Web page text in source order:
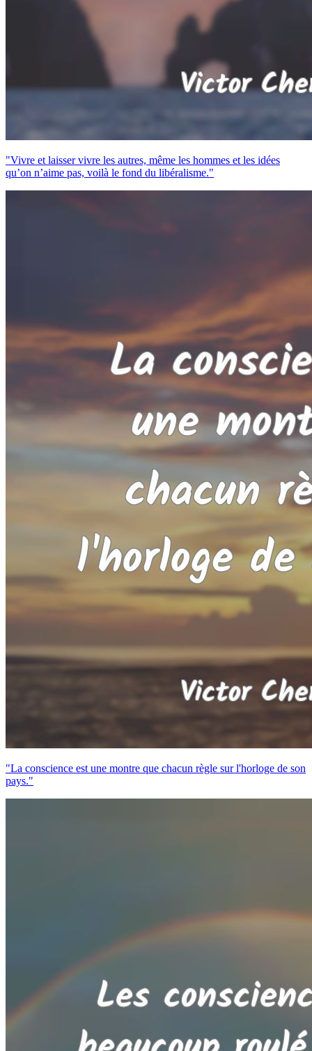
"Vivre et laisser vivre les autres, même les hommes et les idées
qu’on n’aime pas, voilà le fond du libéralisme."
"La conscience est une montre que chacun règle sur l'horloge de son
pays."